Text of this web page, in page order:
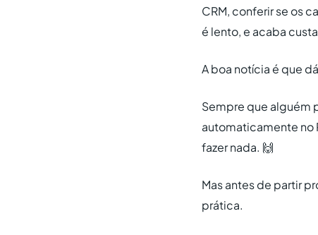
CRM, conferir se os
é lento, e acaba
A boa notícia é que
Sempre que alguém
automaticamente no
fazer nada. 🙌
Mas antes de partir
prática.